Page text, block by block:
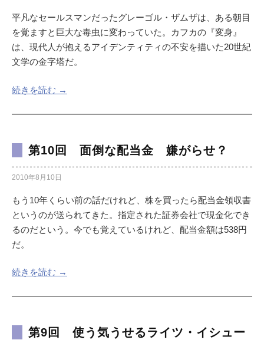
平凡なセールスマンだったグレーゴル・ザムザは、ある朝目
を覚ますと巨大な毒虫に変わっていた。カフカの『変身』
は、現代人が抱えるアイデンティティの不安を描いた20世紀
文学の金字塔だ。
続きを読む →
第10回 面倒な配当金 嫌がらせ？
2010年8月10日
もう10年くらい前の話だけれど、株を買ったら配当金領収書
というのが送られてきた。指定された証券会社で現金化でき
るのだという。今でも覚えているけれど、配当金額は538円
だ。
続きを読む →
第9回 使う気うせるライツ・イシュー